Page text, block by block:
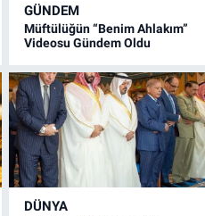
GÜNDEM
Müftülüğün “Benim Ahlakım”
Videosu Gündem Oldu
DÜNYA